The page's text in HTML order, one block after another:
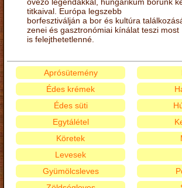
titkaival. Európa legszebb
borfesztiválján a bor és kultúra
zenei és gasztronómiai kínálat teszi most
is felejthetetlenné.
Aprósütemény
Édes krémek
Édes süti
Egytálétel
Köretek
Levesek
Gyümölcsleves